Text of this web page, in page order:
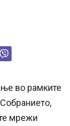
во рамките
мрежи